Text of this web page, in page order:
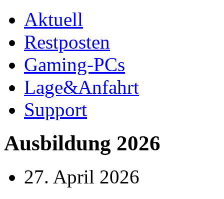
Aktuell
Restposten
Gaming-PCs
Lage&Anfahrt
Support
Ausbildung 2026
27. April 2026